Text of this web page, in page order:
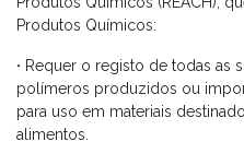
Produtos Químicos:
· Requer o registo de todas as
polímeros produzidos ou
para uso em materiais
alimentos.